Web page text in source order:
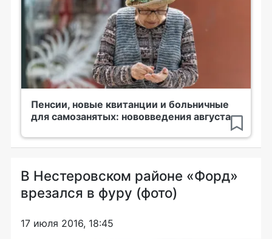
Пенсии, новые квитанции и больничные
для самозанятых: нововведения августа
В Нестеровском районе «Форд»
врезался в фуру (фото)
17 июля 2016, 18:45